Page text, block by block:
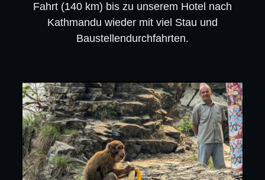
Fahrt (140 km) bis zu unserem Hotel nach
Kathmandu wieder mit viel Stau und
Baustellendurchfahrten.